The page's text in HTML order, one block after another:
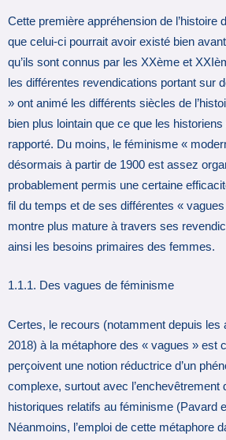
Cette première appréhension de l’histoire
que celui-ci pourrait avoir existé bien
qu’ils sont connus par les XXème et
les différentes revendications portant sur
» ont animé les différents siècles de
bien plus lointain que ce que les
rapporté. Du moins, le féminisme «
désormais à partir de 1900 est assez
probablement permis une certaine
fil du temps et de ses différentes «
montre plus mature à travers ses
ainsi les besoins primaires des femmes.
1.1.1. Des vagues de féminisme
Certes, le recours (notamment depuis les
2018) à la métaphore des « vagues » est
perçoivent une notion réductrice d’un
complexe, surtout avec l’enchevêtrement
historiques relatifs au féminisme (Pavard
Néanmoins, l’emploi de cette métaphore